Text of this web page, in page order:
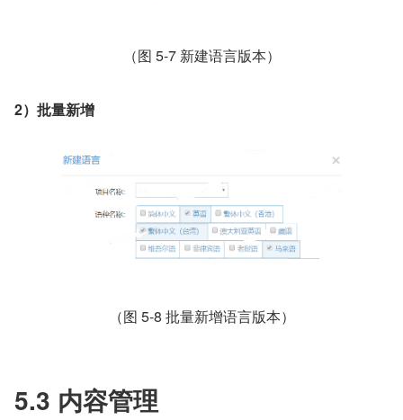
（图 5-7 新建语言版本）
2）批量新增
（图 5-8 批量新增语言版本）
5.3 内容管理